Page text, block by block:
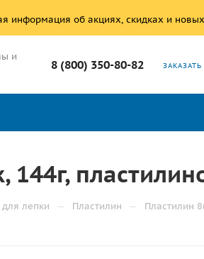
информация об акциях, скидках и
и
8 (800) 350-80-82
144г,
лепки — Пластилин — Пластилин